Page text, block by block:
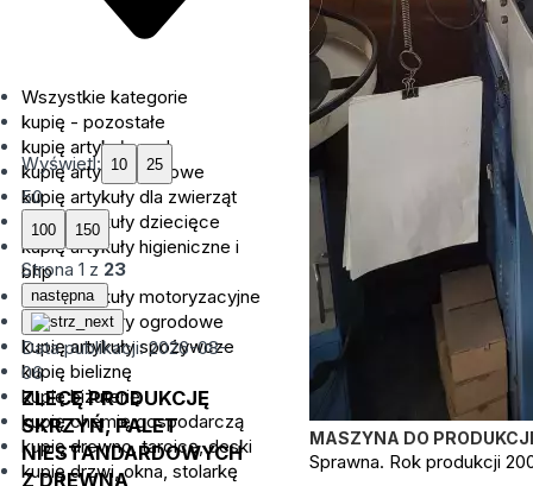
Wszystkie kategorie
kupię - pozostałe
kupię artykuły agd
kupię artykuły biurowe
kupię artykuły dla zwierząt
kupię artykuły dziecięce
kupię artykuły higieniczne i
bhp
kupię artykuły motoryzacyjne
kupię artykuły ogrodowe
kupię artykuły spożywcze
kupię bieliznę
kupię biżuterię
kupię chemię gospodarczą
kupię drewno, tarcicę, deski
kupię drzwi, okna, stolarkę
Wyświetl:
50
Strona 1 z 23
następna
Data publikacji: 2026-08-
06
ZLECĘ PRODUKCJĘ
SKRZYŃ, PALET
NIESTANDARDOWYCH
Z DREWNA
MASZYNA DO
Sprawna. Rok produkcji